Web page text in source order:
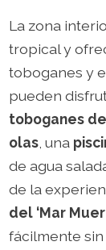
La zona
tropical y
toboganes y
pueden
toboganes
olas, una
de agua
de la
del ‘Mar
fácilmente sin